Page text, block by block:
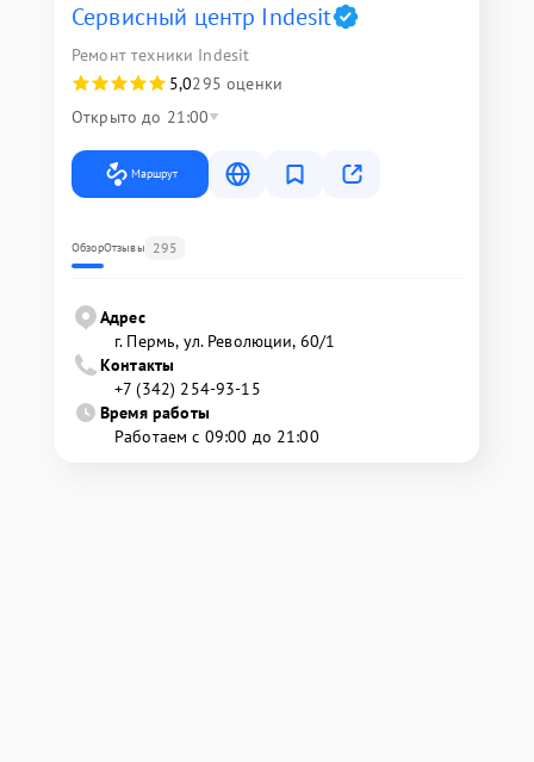
Сервисный центр Indesit
Ремонт техники Indesit
5,0295 оценки
Открыто до 21:00
Маршрут
ОбзорОтзывы 295
Адрес
г. Пермь, ул. ​Революции, 60/1
Контакты
+7 (342) 254-93-15
Время работы
Работаем с 09:00 до 21:00